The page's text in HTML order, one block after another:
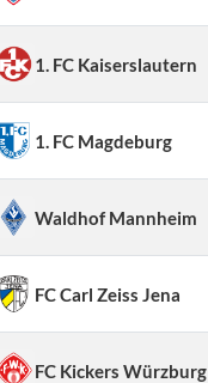
1. FC Kaiserslautern
1. FC Magdeburg
Waldhof Mannheim
FC Carl Zeiss Jena
FC Kickers Würzburg